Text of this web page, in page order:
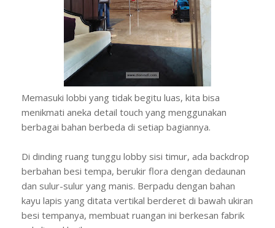
Memasuki lobbi yang tidak begitu luas, kita bisa
menikmati aneka detail touch yang menggunakan
berbagai bahan berbeda di setiap bagiannya.
Di dinding ruang tunggu lobby sisi timur, ada backdrop
berbahan besi tempa, berukir flora dengan dedaunan
dan sulur-sulur yang manis. Berpadu dengan bahan
kayu lapis yang ditata vertikal berderet di bawah ukiran
besi tempanya, membuat ruangan ini berkesan fabrik